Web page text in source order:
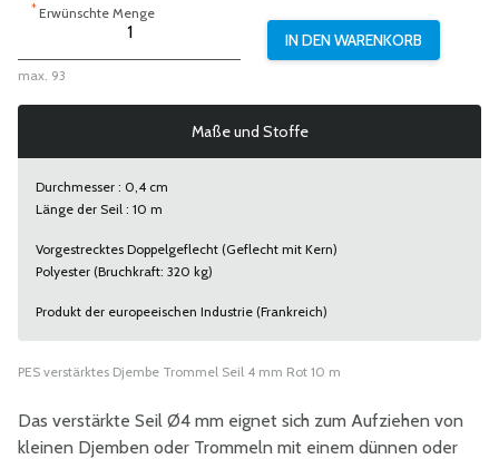
*Erwünschte Menge
max. 93
Maße und Stoffe
Durchmesser : 0,4 cm
Länge der Seil : 10 m
Vorgestrecktes Doppelgeflecht (Geflecht mit Kern)
Polyester (Bruchkraft: 320 kg)
Produkt der europeeischen Industrie (Frankreich)
PES verstärktes Djembe Trommel Seil 4 mm Rot 10 m
Das verstärkte Seil Ø4 mm eignet sich zum Aufziehen von
kleinen Djemben oder Trommeln mit einem dünnen oder